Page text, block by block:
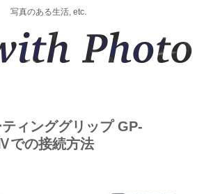
写真のある生活, etc.
ィンググリップ GP-
での接続方法